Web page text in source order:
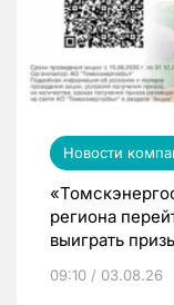
Новости
региона
выиграть
09:10 / 03.08.26